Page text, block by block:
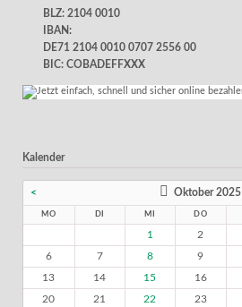
BLZ: 2104 0010
IBAN:
DE71 2104 0010 0707 2556 00
BIC: COBADEFFXXX
Kalender
< Oktober 2025
MO DI MI DO
1 2
6
7 8 9
13
14 15 16
20
21 22 23